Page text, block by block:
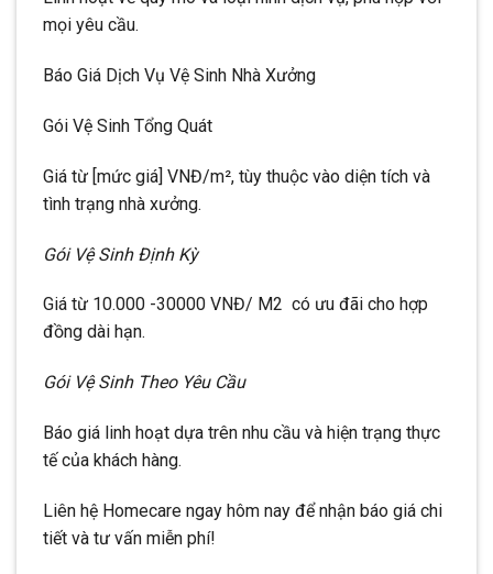
mọi yêu cầu.
Báo Giá Dịch Vụ Vệ Sinh Nhà Xưởng
Gói Vệ Sinh Tổng Quát
Giá từ [mức giá] VNĐ/m², tùy thuộc vào diện tích và
tình trạng nhà xưởng.
Gói Vệ Sinh Định Kỳ
Giá từ 10.000 -30000 VNĐ/ M2 có ưu đãi cho hợp
đồng dài hạn.
Gói Vệ Sinh Theo Yêu Cầu
Báo giá linh hoạt dựa trên nhu cầu và hiện trạng thực
tế của khách hàng.
Liên hệ Homecare ngay hôm nay để nhận báo giá chi
tiết và tư vấn miễn phí!